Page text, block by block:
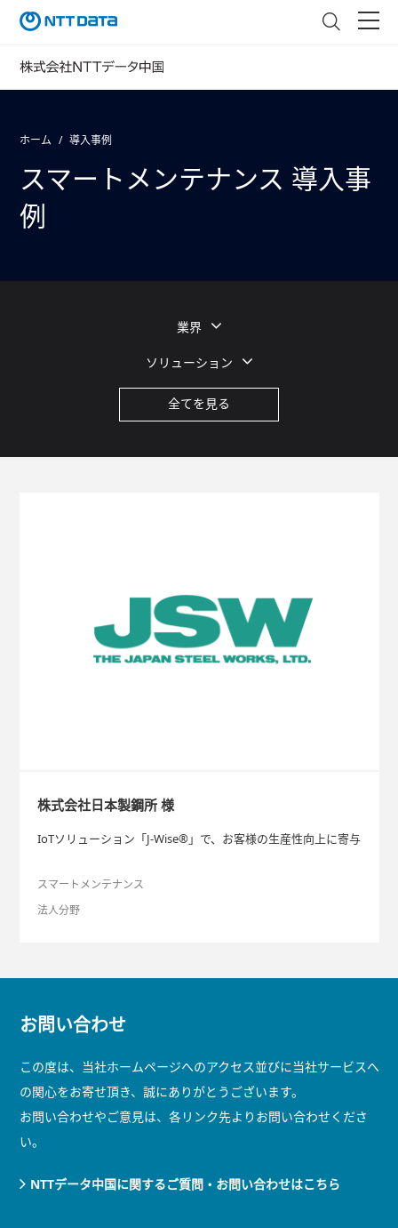
ホーム 導入事例
スマートメンテナンス 導入事
例
業界
ソリューション
全てを見る
株式会社日本製鋼所 様
IoTソリューション「J-Wise®」で、お客様の生産性向上に寄与
スマートメンテナンス
法人分野
お問い合わせ
この度は、当社ホームページへのアクセス並びに当社サービスへ
の関心をお寄せ頂き、誠にありがとうございます。
お問い合わせやご意見は、各リンク先よりお問い合わせくださ
い。
NTTデータ中国に関するご質問・お問い合わせはこちら